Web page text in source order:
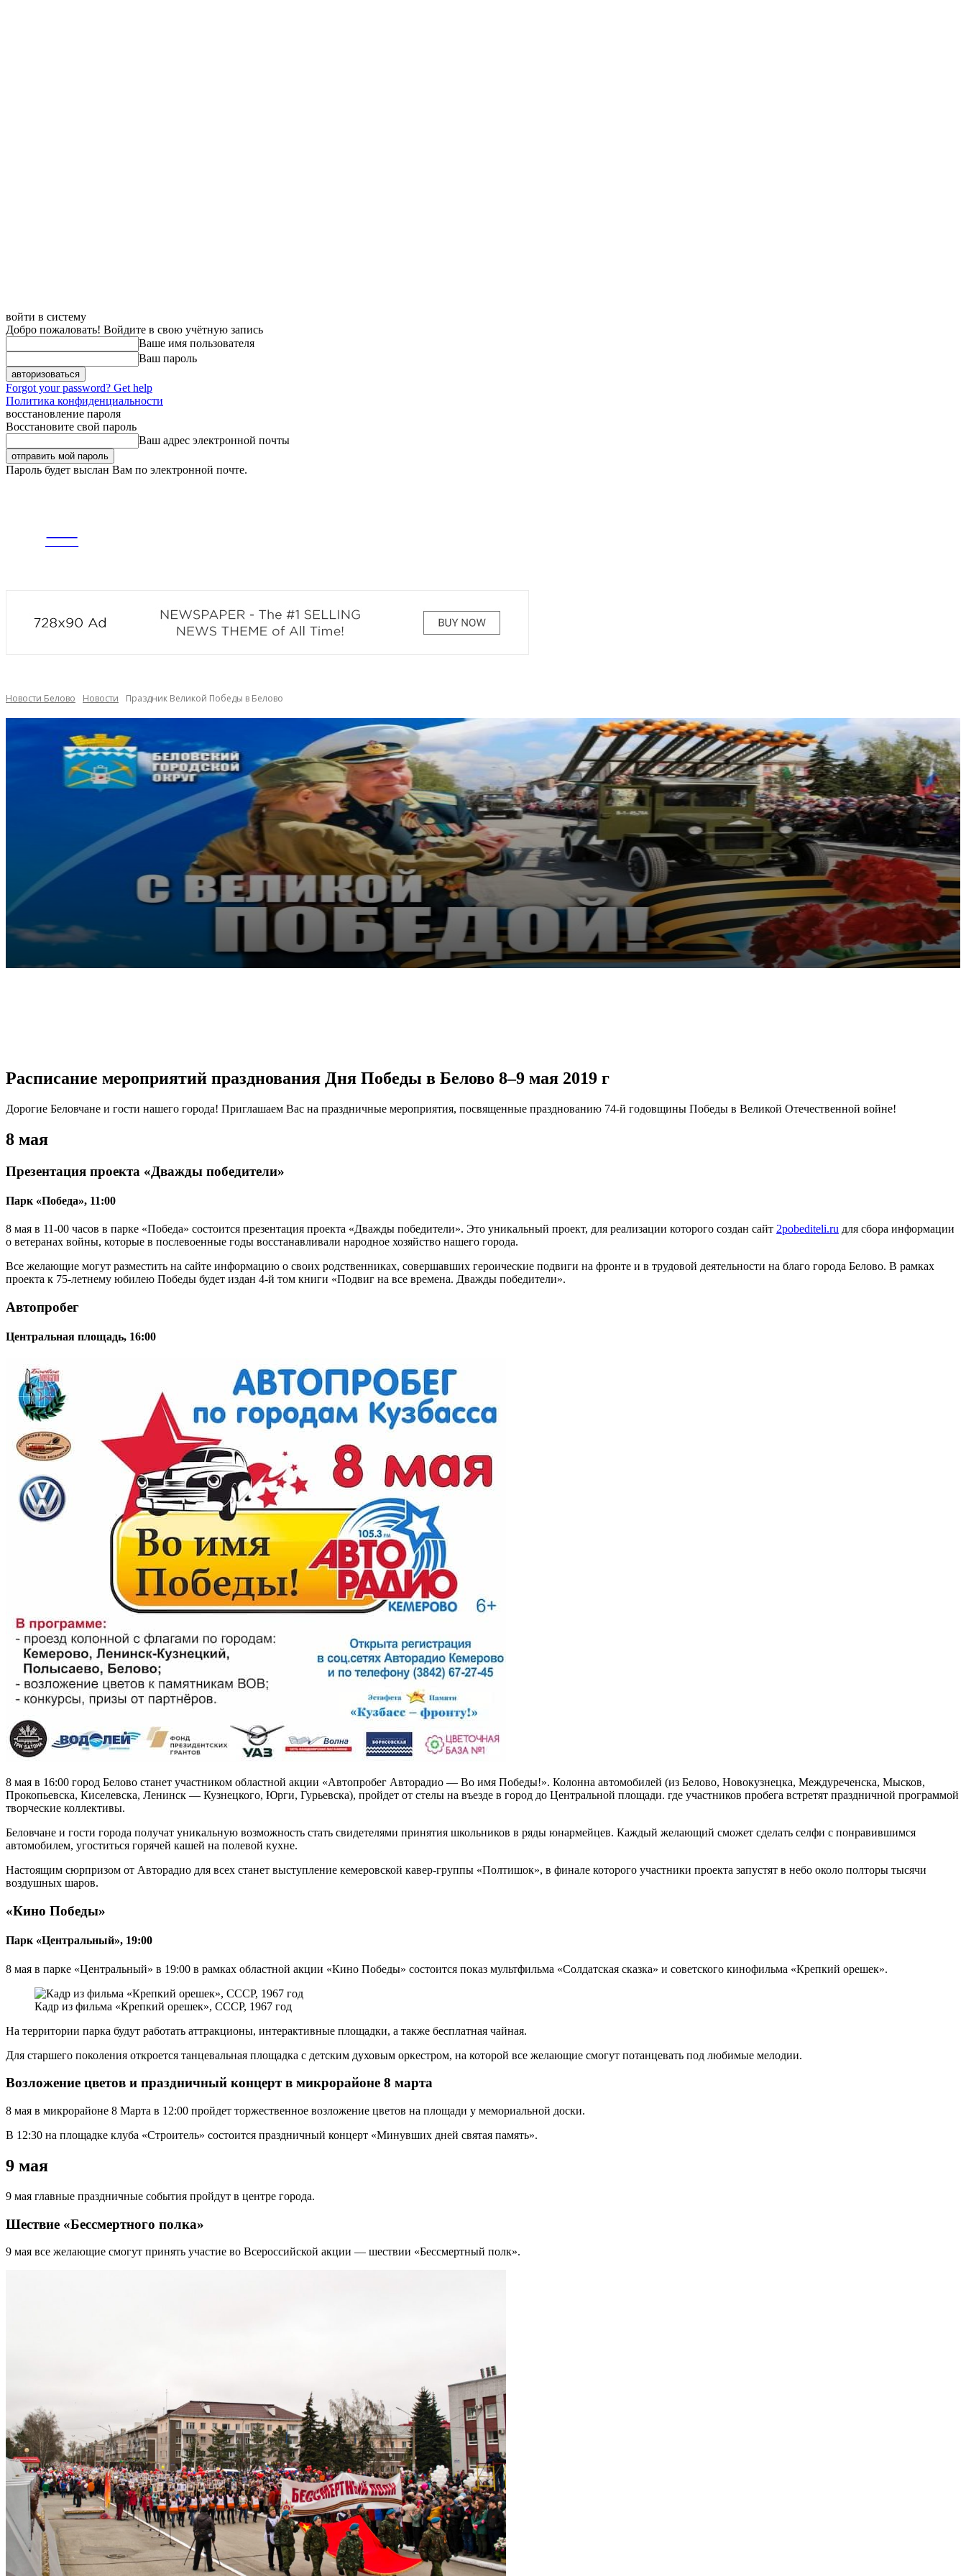
войти в систему
Добро пожаловать! Войдите в свою учётную запись
Ваше имя пользователя
Ваш пароль
Forgot your password? Get help
Политика конфиденциальности
восстановление пароля
Восстановите свой пароль
Ваш адрес электронной почты
Пароль будет выслан Вам по электронной почте.
news
Новости Белово Новости Праздник Великой Победы в Белово
Расписание мероприятий празднования Дня Победы в Белово 8–9 мая 2019 г
Дорогие Беловчане и гости нашего города! Приглашаем Вас на праздничные мероприятия, посвященные празднованию 74-й годовщины Победы в Великой Отечественной войне!
8 мая
Презентация проекта «Дважды победители»
Парк «Победа», 11:00
8 мая в 11-00 часов в парке «Победа» состоится презентация проекта «Дважды победители». Это уникальный проект, для реализации которого создан сайт 2pobediteli.ru для сбора информации
о ветеранах войны, которые в послевоенные годы восстанавливали народное хозяйство нашего города.
Все желающие могут разместить на сайте информацию о своих родственниках, совершавших героические подвиги на фронте и в трудовой деятельности на благо города Белово. В рамках
проекта к 75-летнему юбилею Победы будет издан 4-й том книги «Подвиг на все времена. Дважды победители».
Автопробег
Центральная площадь, 16:00
8 мая в 16:00 город Белово станет участником областной акции «Автопробег Авторадио — Во имя Победы!». Колонна автомобилей (из Белово, Новокузнецка, Междуреченска, Мысков,
Прокопьевска, Киселевска, Ленинск — Кузнецкого, Юрги, Гурьевска), пройдет от стелы на въезде в город до Центральной площади. где участников пробега встретят праздничной программой
творческие коллективы.
Беловчане и гости города получат уникальную возможность стать свидетелями принятия школьников в ряды юнармейцев. Каждый желающий сможет сделать селфи с понравившимся
автомобилем, угоститься горячей кашей на полевой кухне.
Настоящим сюрпризом от Авторадио для всех станет выступление кемеровской кавер-группы «Полтишок», в финале которого участники проекта запустят в небо около полторы тысячи
воздушных шаров.
«Кино Победы»
Парк «Центральный», 19:00
8 мая в парке «Центральный» в 19:00 в рамках областной акции «Кино Победы» состоится показ мультфильма «Солдатская сказка» и советского кинофильма «Крепкий орешек».
Кадр из фильма «Крепкий орешек», СССР, 1967 год
На территории парка будут работать аттракционы, интерактивные площадки, а также бесплатная чайная.
Для старшего поколения откроется танцевальная площадка с детским духовым оркестром, на которой все желающие смогут потанцевать под любимые мелодии.
Возложение цветов и праздничный концерт в микрорайоне 8 марта
8 мая в микрорайоне 8 Марта в 12:00 пройдет торжественное возложение цветов на площади у мемориальной доски.
В 12:30 на площадке клуба «Строитель» состоится праздничный концерт «Минувших дней святая память».
9 мая
9 мая главные праздничные события пройдут в центре города.
Шествие «Бессмертного полка»
9 мая все желающие смогут принять участие во Всероссийской акции — шествии «Бессмертный полк».